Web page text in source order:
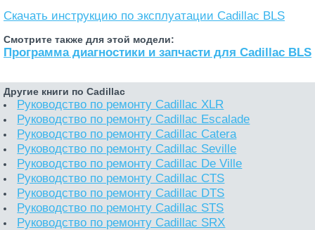
Скачать инструкцию по эксплуатации Cadillac BLS
Смотрите также для этой модели:
Программа диагностики и запчасти для Cadillac BLS
Другие книги по Cadillac
Руководство по ремонту Cadillac XLR
Руководство по ремонту Cadillac Escalade
Руководство по ремонту Cadillac Catera
Руководство по ремонту Cadillac Seville
Руководство по ремонту Cadillac De Ville
Руководство по ремонту Cadillac CTS
Руководство по ремонту Cadillac DTS
Руководство по ремонту Cadillac STS
Руководство по ремонту Cadillac SRX